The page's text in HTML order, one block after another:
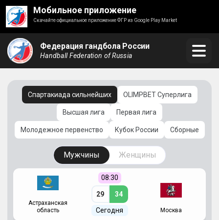
Мобильное приложение
Скачайте официальное приложение ФГР из Google Play Market
Федерация гандбола России
Handball Federation of Russia
Спартакиада сильнейших OLIMPBET Суперлига
Высшая лига Первая лига
Молодежное первенство Кубок России Сборные
Мужчины Женщины
Астраханская
область
08:30
29 34
Сегодня Москва